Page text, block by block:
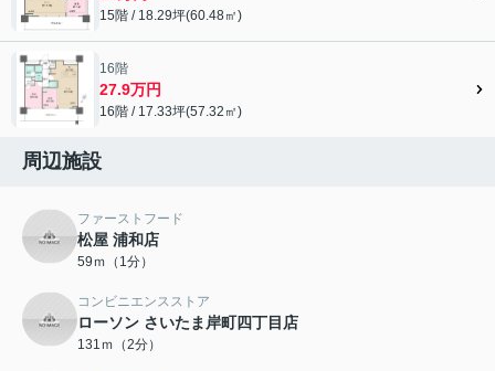
15階 / 18.29坪(60.48㎡)
16階
27.9万円
16階 / 17.33坪(57.32㎡)
周辺施設
ファーストフード
松屋 浦和店
59ｍ（1分）
コンビニエンスストア
ローソン さいたま岸町四丁目店
131ｍ（2分）